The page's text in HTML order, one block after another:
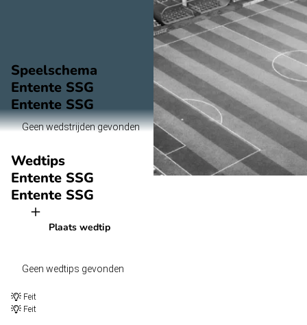
Speelschema
Entente SSG
Entente SSG
Geen wedstrijden gevonden
Wedtips
Entente SSG
Entente SSG
Plaats wedtip
Geen wedtips gevonden
Feit
Feit